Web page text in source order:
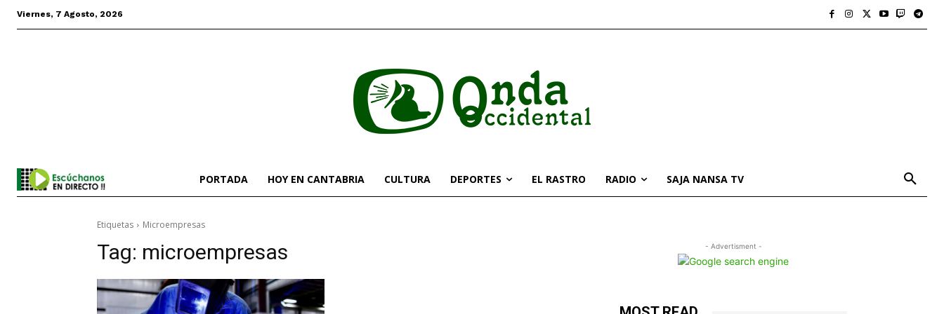
Viernes, 7 Agosto, 2026
PORTADA HOY EN CANTABRIA CULTURA DEPORTES EL RASTRO RADIO SAJA NANSA TV
Etiquetas Microempresas
Tag: microempresas - Advertisment -